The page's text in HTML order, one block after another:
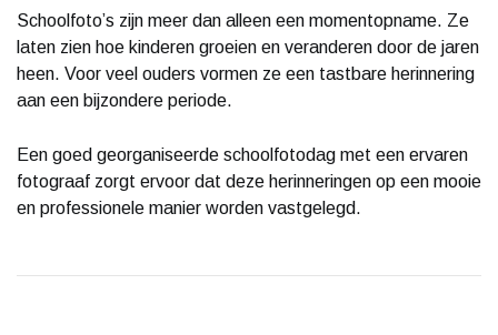
Schoolfoto’s zijn meer dan alleen een momentopname. Ze
laten zien hoe kinderen groeien en veranderen door de jaren
heen. Voor veel ouders vormen ze een tastbare herinnering
aan een bijzondere periode.
Een goed georganiseerde schoolfotodag met een ervaren
fotograaf zorgt ervoor dat deze herinneringen op een mooie
en professionele manier worden vastgelegd.